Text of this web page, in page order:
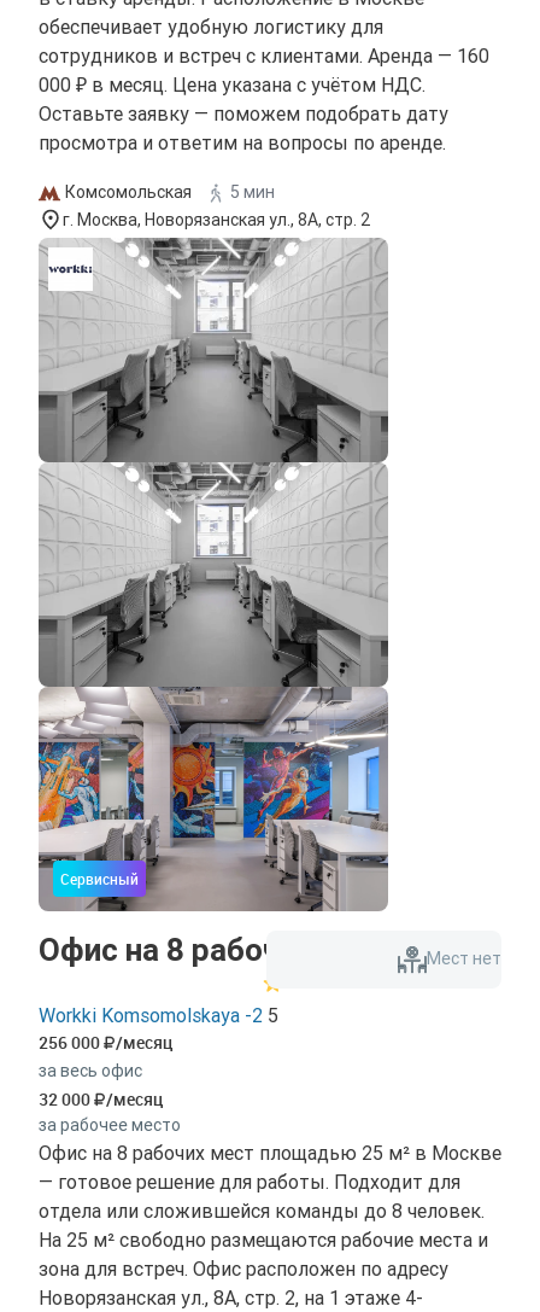
обеспечивает удобную логистику для
сотрудников и встреч с клиентами. Аренда — 160
000 ₽ в месяц. Цена указана с учётом НДС.
Оставьте заявку — поможем подобрать дату
просмотра и ответим на вопросы по аренде.
Комсомольская
5 мин
г. Москва, Новорязанская ул., 8А, стр. 2
Сервисный
Офис на 8 рабочих мест
Workki Komsomolskaya -2 5
256 000 /месяц
за весь офис
32 000 /месяц
за рабочее место
Офис на 8 рабочих мест площадью 25 м² в Москве
— готовое решение для работы. Подходит для
отдела или сложившейся команды до 8 человек.
На 25 м² свободно размещаются рабочие места и
зона для встреч. Офис расположен по адресу
Новорязанская ул., 8А, стр. 2, на 1 этаже 4-
Мест нет